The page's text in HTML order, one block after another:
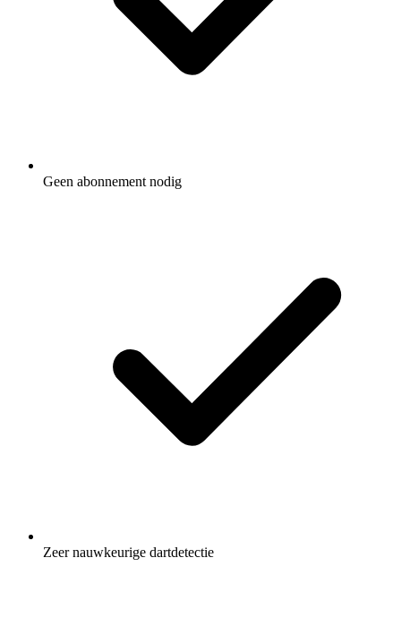
Geen abonnement nodig
Zeer nauwkeurige dartdetectie